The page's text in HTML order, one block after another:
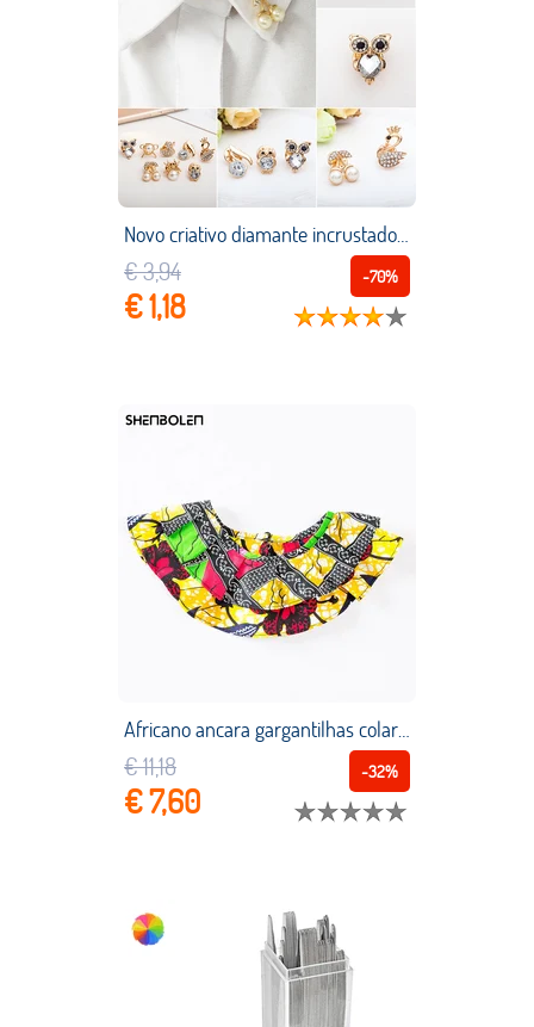
Novo criativo diamante incrustado animal coruja pino broche cisne cereja pequenos pinos vestido feminino versátil broche
-70%
€ 3,94
€ 1,18
Africano ancara gargantilhas colares tecido de impressão africano 100% algodão ankara colar falso luta cor colares feitos à mão jóias
-32%
€ 11,18
€ 7,60